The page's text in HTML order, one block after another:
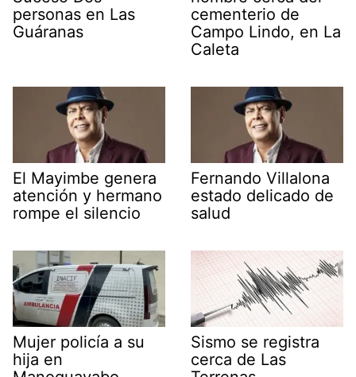
personas en Las
Guáranas
cementerio de
Campo Lindo, en La
Caleta
El Mayimbe genera
atención y hermano
rompe el silencio
Fernando Villalona
estado delicado de
salud
Mujer policía a su
hija en
Sismo se registra
cerca de Las